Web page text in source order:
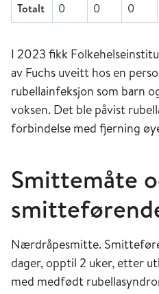
Totalt 0 0 0
I 2023 fikk
av Fuchs uveitt hos en
rubellainfeksjon som barn
voksen. Det ble påvist
forbindelse med fjerning
Smittemåte
Nærdråpesmitte.
dager, opptil 2 uker, etter
med medfødt